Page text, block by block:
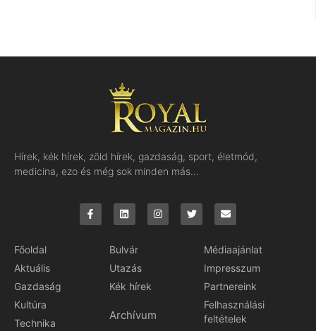
Hírek, kék hírek, zöld hírek, gazdaság, sport, életmód,
medicina, ezo és még sok minden más…
Főoldal
Aktuális
Gazdaság
Kultúra
Technika
Bulvár
Utazás
Kék hírek
Archívum
Médiaajánlat
Impresszum
Partnereink
Felhasználási
feltételek